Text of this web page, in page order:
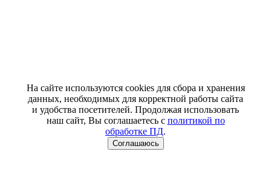
На сайте используются cookies для сбора и хранения
данных, необходимых для корректной работы сайта
и удобства посетителей. Продолжая использовать
наш сайт, Вы соглашаетесь с политикой по
обработке ПД.
Соглашаюсь